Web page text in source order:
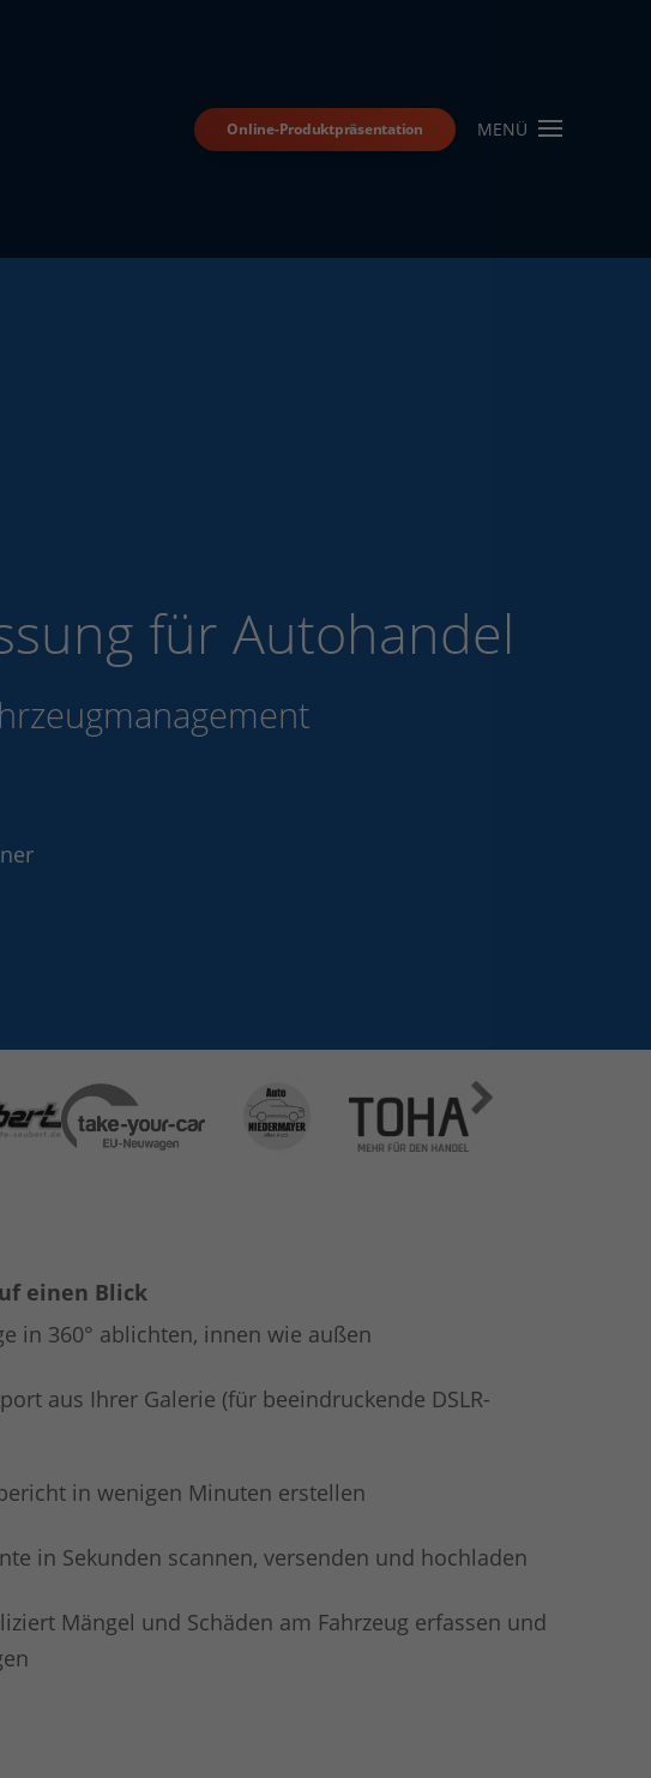
Online-Produktpräsentation MENÜ
für Autohandel
einen Blick
in 360° ablichten, innen wie außen
aus Ihrer Galerie (für beeindruckende DSLR-
in wenigen Minuten erstellen
in Sekunden scannen, versenden und hochladen
Mängel und Schäden am Fahrzeug erfassen und